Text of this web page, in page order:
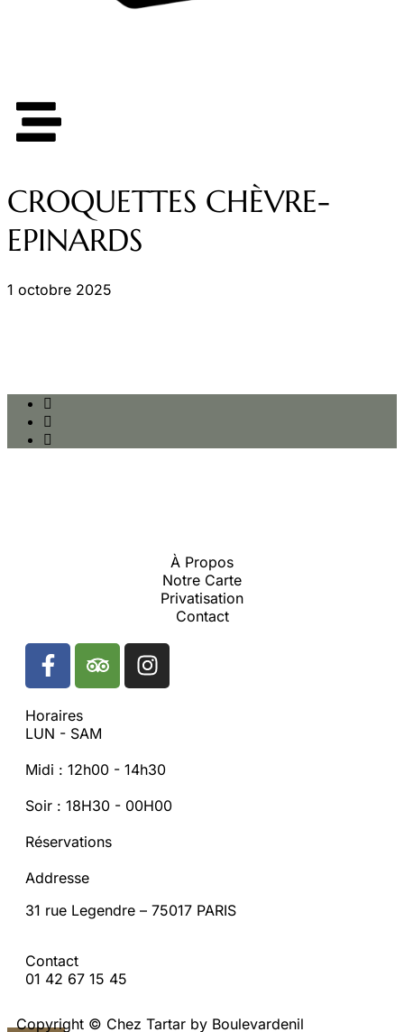
CROQUETTES CHÈVRE-
EPINARDS
1 octobre 2025
À Propos
Notre Carte
Privatisation
Contact
Horaires
LUN - SAM
Midi : 12h00 - 14h30
Soir : 18H30 - 00H00
Réservations
Addresse
31 rue Legendre – 75017 PARIS
Contact
01 42 67 15 45
Copyright © Chez Tartar by Boulevardenil